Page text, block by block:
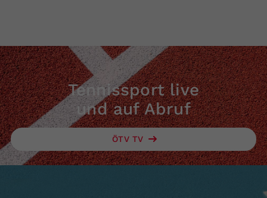
Tennissport live
und auf Abruf
ÖTV TV